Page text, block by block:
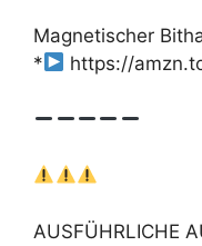
Magnetischer
*
https://
AUSFÜHRLICHE